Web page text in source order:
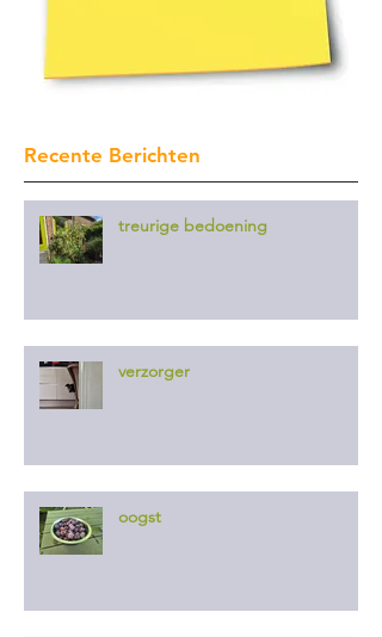
Recente Berichten
treurige bedoening
verzorger
oogst